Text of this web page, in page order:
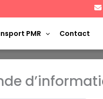
PMR Contact